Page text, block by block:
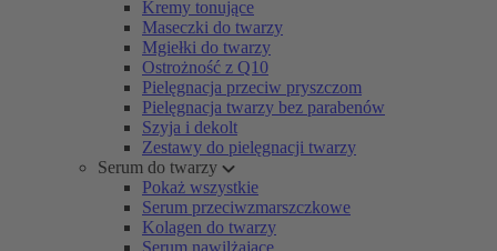
Kremy tonujące
Maseczki do twarzy
Mgiełki do twarzy
Ostrożność z Q10
Pielęgnacja przeciw pryszczom
Pielęgnacja twarzy bez parabenów
Szyja i dekolt
Zestawy do pielęgnacji twarzy
Serum do twarzy
Pokaż wszystkie
Serum przeciwzmarszczkowe
Kolagen do twarzy
Serum nawilżające